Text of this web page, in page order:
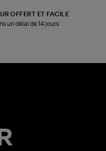
OFFERT ET FACILE
un délai de 14 jours